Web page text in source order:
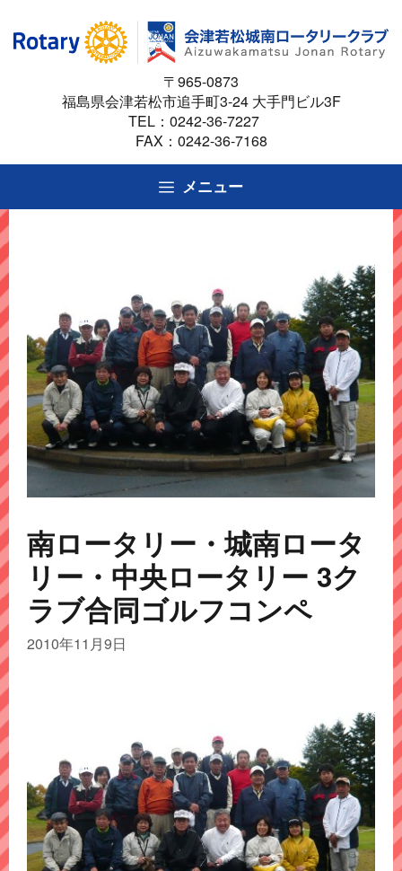
ス
ッ
プ
〒965-0873
福島県会津若松市追手町3-24 大手門ビル3F
TEL： 0242-36-7227
FAX：0242-36-7168
メニュー
南ロータリー・城南ロータ
リー・中央ロータリー 3ク
ラブ合同ゴルフコンペ
2010年11月9日